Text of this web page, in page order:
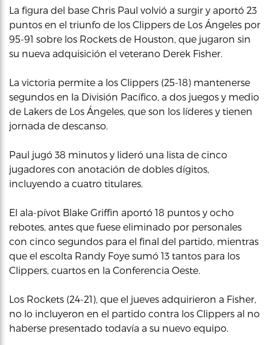
La figura del base Chris Paul volvió a surgir y aportó 23
puntos en el triunfo de los Clippers de Los Ángeles por
95-91 sobre los Rockets de Houston, que jugaron sin
su nueva adquisición el veterano Derek Fisher.
La victoria permite a los Clippers (25-18) mantenerse
segundos en la División Pacífico, a dos juegos y medio
de Lakers de Los Ángeles, que son los líderes y tienen
jornada de descanso.
Paul jugó 38 minutos y lideró una lista de cinco
jugadores con anotación de dobles dígitos,
incluyendo a cuatro titulares.
El ala-pívot Blake Griffin aportó 18 puntos y ocho
rebotes, antes que fuese eliminado por personales
con cinco segundos para el final del partido, mientras
que el escolta Randy Foye sumó 13 tantos para los
Clippers, cuartos en la Conferencia Oeste.
Los Rockets (24-21), que el jueves adquirieron a Fisher,
no lo incluyeron en el partido contra los Clippers al no
haberse presentado todavía a su nuevo equipo.